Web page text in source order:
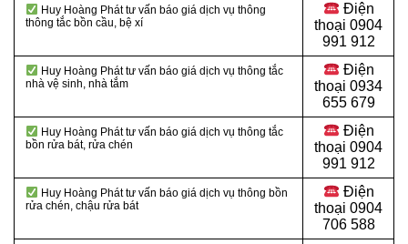
Huy Hoàng Phát tư vấn báo giá dịch vụ thông
thông tắc bồn cầu, bệ xí
Điện
thoại 0904
991 912
Huy Hoàng Phát tư vấn báo giá dịch vụ thông tắc
nhà vệ sinh, nhà tắm
Điện
thoại 0934
655 679
Huy Hoàng Phát tư vấn báo giá dịch vụ thông tắc
bồn rửa bát, rửa chén
Điện
thoại 0904
991 912
Huy Hoàng Phát tư vấn báo giá dịch vụ thông bồn
rửa chén, chậu rửa bát
Điện
thoại 0904
706 588